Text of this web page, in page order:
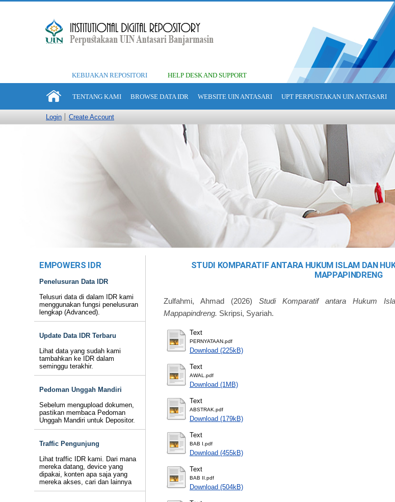
KEBIJAKAN REPOSITORI HELP DESK AND SUPPORT
TENTANG KAMI BROWSE DATA IDR WEBSITE UIN ANTASARI UPT PERPUSTAKAN UIN ANTASARI
Login Create Account
EMPOWERS IDR
Penelusuran Data IDR
Telusuri data di dalam IDR kami
menggunakan fungsi penelusuran
lengkap (Advanced).
Update Data IDR Terbaru
Lihat data yang sudah kami
tambahkan ke IDR dalam
seminggu terakhir.
Pedoman Unggah Mandiri
Sebelum mengupload dokumen,
pastikan membaca Pedoman
Unggah Mandiri untuk Depositor.
Traffic Pengunjung
Lihat traffic IDR kami. Dari mana
mereka datang, device yang
dipakai, konten apa saja yang
mereka akses, cari dan lainnya
STUDI KOMPARATIF ANTARA HUKUM ISLAM DAN
MAPPAPINDRENG
Zulfahmi, Ahmad(2026)Studi Komparatif antara Hukum
Mappapindreng. Skripsi, Syariah.
Text
PERNYATAAN.pdf
Download (225kB)
Text
AWAL.pdf
Download (1MB)
Text
ABSTRAK.pdf
Download (179kB)
Text
BAB I.pdf
Download (455kB)
Text
BAB II.pdf
Download (504kB)